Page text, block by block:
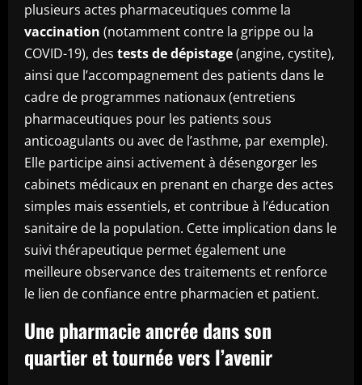
plusieurs actes pharmaceutiques comme la
vaccination (notamment contre la grippe ou la
COVID-19), des tests de dépistage(angine, cystite),
ainsi que l’accompagnement des patients dans le
cadre de programmes nationaux (entretiens
pharmaceutiques pour les patients sous
anticoagulants ou avec de l’asthme, par exemple).
Elle participe ainsi activement à désengorger les
cabinets médicaux en prenant en charge des actes
simples mais essentiels, et contribue à l’éducation
sanitaire de la population. Cette implication dans le
suivi thérapeutique permet également une
meilleure observance des traitements et renforce
le lien de confiance entre pharmacien et patient.
Une pharmacie ancrée dans son
quartier et tournée vers l’avenir